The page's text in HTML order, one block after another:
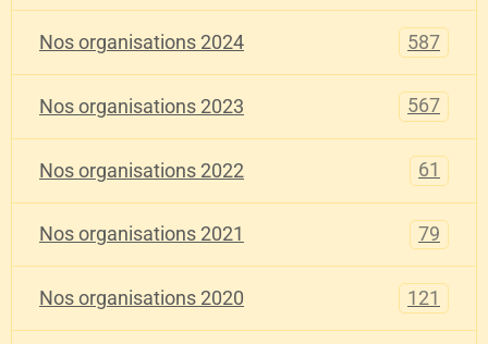
Nos organisations 2024 587
Nos organisations 2023 567
Nos organisations 2022 61
Nos organisations 2021 79
Nos organisations 2020 121